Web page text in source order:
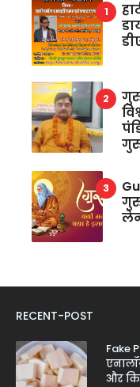
गुरु
RECENT-POST
Fake
और